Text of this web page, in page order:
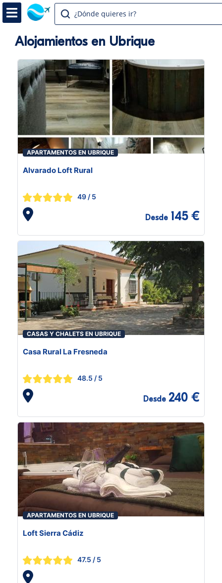
¿Dónde quieres ir?
Alojamientos en Ubrique
APARTAMENTOS EN UBRIQUE
Alvarado Loft Rural
49 / 5
Desde 145 €
CASAS Y CHALETS EN UBRIQUE
Casa Rural La Fresneda
48.5 / 5
Desde 240 €
APARTAMENTOS EN UBRIQUE
Loft Sierra Cádiz
47.5 / 5